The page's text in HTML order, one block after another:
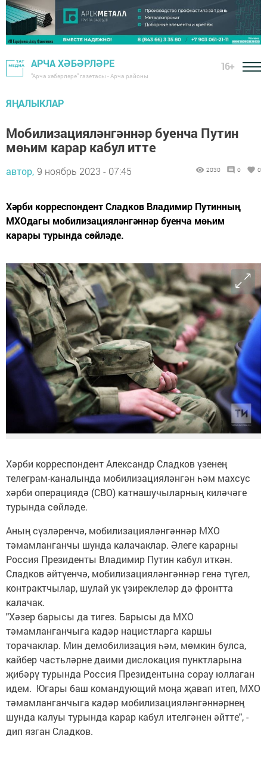
АРЧА ХӘБӘРЛӘРЕ
"Арча хәбәрләре" газетасы - Арча районы
16+
ЯҢАЛЫКЛАР
Мобилизацияләнгәннәр буенча Путин
мөһим карар кабул итте
автор, 9 ноябрь 2023 - 07:45 2030 0 0
Хәрби корреспондент Сладков Владимир Путинның
МХОдагы мобилизацияләнгәннәр буенча мөһим
карары турында сөйләде.
Хәрби корреспондент Александр Сладков үзенең
телеграм-каналында мобилизацияләнгән һәм махсус
хәрби операциядә (СВО) катнашучыларның киләчәге
турында сөйләде.
Аның сүзләренчә, мобилизацияләнгәннәр МХО
тәмамланганчы шунда калачаклар. Әлеге карарны
Россия Президенты Владимир Путин кабул иткән.
Сладков әйтүенчә, мобилизацияләнгәннәр генә түгел,
контрактчылар, шулай ук үзиреклеләр дә фронтта
калачак.
"Хәзер барысы да тигез. Барысы да МХО
тәмамланганчыга кадәр нацистларга каршы
торачаклар. Мин демобилизация һәм, мөмкин булса,
кайбер частьләрне даими дислокация пунктларына
җибәрү турында Россия Президентына сорау юллаган
идем. Югары баш командующий моңа җавап итеп, МХО
тәмамланганчыга кадәр мобилизацияләнгәннәрнең
шунда калуы турында карар кабул ителгәнен әйтте", -
дип язган Сладков.